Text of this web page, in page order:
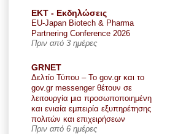
ΕΚΤ - Εκδηλώσεις
EU-Japan Biotech & Pharma
Partnering Conference 2026
Πριν από 3 ημέρες
GRNET
Δελτίο Τύπου – Το gov.gr και το
gov.gr messenger θέτουν σε
λειτουργία μια προσωποποιημένη
και ενιαία εμπειρία εξυπηρέτησης
πολιτών και επιχειρήσεων
Πριν από 6 ημέρες